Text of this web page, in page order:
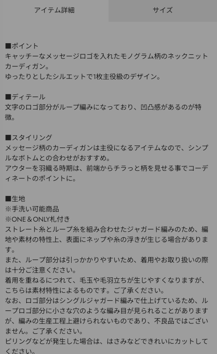
アイテム詳細 サイズ
■ポイント
キャッチーなメッセージロゴを入れたモノグラム柄のネックニット
カーディガン。
ゆったりとしたシルエットで1枚主役級のデザイン。
■ディテール
文字のロゴ部分がループ編みになっており、凹凸感があるのが特
徴。
■スタイリング
メッセージ柄のカーディガンは主役になるアイテムなので、シンプ
ルなボトムとの合わせがおすすめ。
アウターを羽織る時期は、前端からチラっと柄を見せる事でコーデ
ィネートのポイントに。
■生地
※手洗い可能商品
※ONE＆ONLY札付き
ストレート糸とループ糸を組み合わせたジャガード編みのため、編
地や素材の特性上、表面にネップや糸の浮きが生じる場合がありま
す。
また、ループ部分は引っかかりやすいため、着用やお取り扱いの際
は十分ご注意ください。
着用を重ねるにつれて、毛玉や毛羽立ちが生じやすくなりますが、
こちらは素材特性によるものです。ご了承ください。
なお、ロゴ部分はシングルジャガード編みで仕上げているため、ル
ープロゴ部分に小さな穴のような編み目が見られることがあります
が、編みの生産工程上避けられないものであり、不良品ではござい
ません。ご了承ください。
ピリングなどが発生した場合は、はさみなどできれいにカットして
ください。